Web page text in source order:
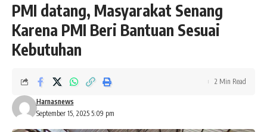
PMI datang, Masyarakat Senang
Karena PMI Beri Bantuan Sesuai
Kebutuhan
September 15, 2025 5:09 pm
Harnasnews
2 Min Read